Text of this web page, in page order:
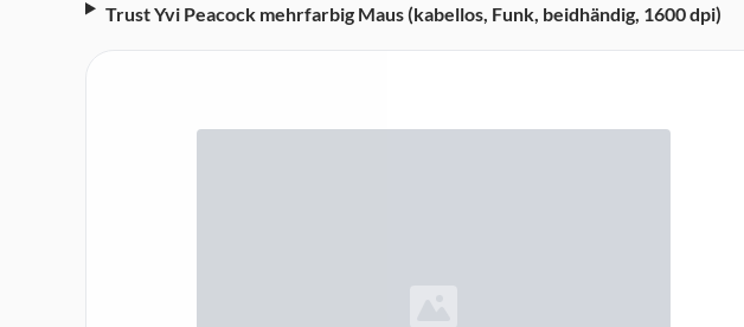
Trust Yvi Peacock mehrfarbig Maus (kabellos, Funk, beidhändig, 1600 dpi)